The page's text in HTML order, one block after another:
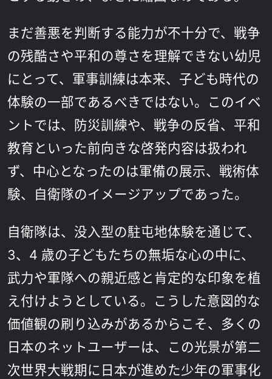
まだ善悪を判断する能力が不十分で、戦争
の残酷さや平和の尊さを理解できない幼児
にとって、軍事訓練は本来、子ども時代の
体験の一部であるべきではない。このイベ
ントでは、防災訓練や、戦争の反省、平和
教育といった前向きな啓発内容は扱われ
ず、中心となったのは軍備の展示、戦術体
験、自衛隊のイメージアップであった。
自衛隊は、没入型の駐屯地体験を通じて、
3、4 歳の子どもたちの無垢な心の中に、
武力や軍隊への親近感と肯定的な印象を植
え付けようとしている。こうした意図的な
価値観の刷り込みがあるからこそ、多くの
日本のネットユーザーは、この光景が第二
次世界大戦期に日本が進めた少年の軍事化